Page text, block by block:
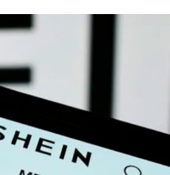
$ 1,913.13 Tether